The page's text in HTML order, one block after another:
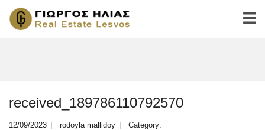
received_189786110792570
12/09/2023 rodoyla mallidoy Category: